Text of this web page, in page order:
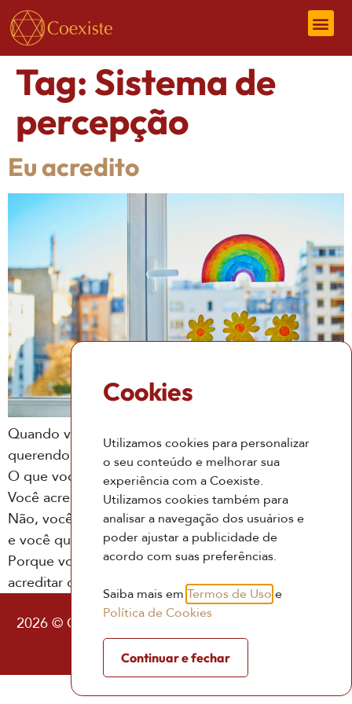
Tag: Sistema de
percepção
Eu acredito
Quando vc diz “eu acredito” o que você está
querendo dizer?
O que você acredita que você está querendo dizer?
Você acredita no que você decidiu não acreditar?
Não, você só acredita no que você decidiu acreditar,
e você quer saber por que?
Porque você quer que seja assim como você quis
acreditar que é.
2026 © Coexiste – Consultoria Existencial |
de Privacidade|Termos de Uso
Cookies
Utilizamos cookies para personalizar
o seu conteúdo e melhorar sua
experiência com a Coexiste.
Utilizamos cookies também para
analisar a navegação dos usuários e
poder ajustar a publicidade de
acordo com suas preferências.
Saiba mais em Termos de Uso e
Política de Cookies
Continuar e fechar